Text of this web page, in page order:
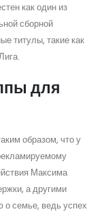
как один из
сборной
титулы, такие как
для
образом, что у
Максима
а другими
о семье, ведь успех